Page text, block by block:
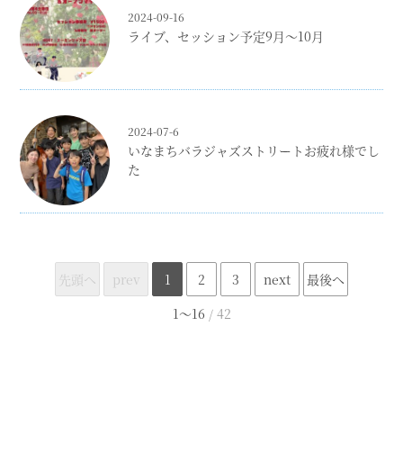
2024-09-16
ライブ、セッション予定9月〜10月
2024-07-6
いなまちバラジャズストリートお疲れ様でし
た
先頭へ prev 1 2 3 next
最後へ
1〜16 / 42